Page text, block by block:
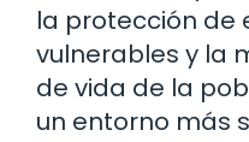
la protección de
vulnerables y la
de vida de la
un entorno más